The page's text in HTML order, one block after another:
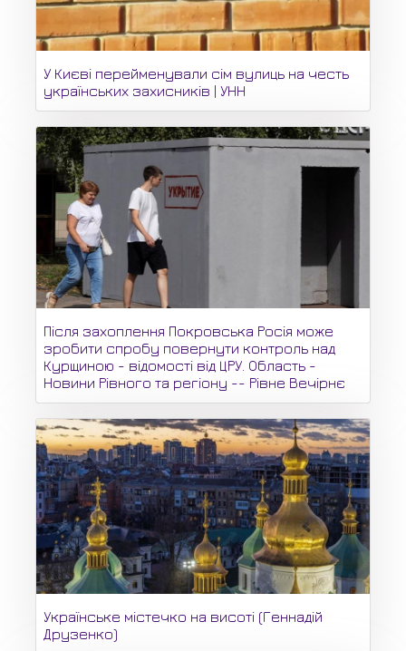
У Києві перейменували сім вулиць на честь
українських захисників | УНН
Після захоплення Покровська Росія може
зробити спробу повернути контроль над
Курщиною - відомості від ЦРУ. Область -
Новини Рівного та регіону -- Рівне Вечірнє
Українське містечко на висоті (Геннадій
Друзенко)